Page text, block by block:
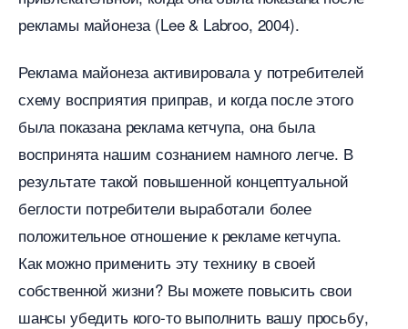
рекламы майонеза (Lee & Labroo, 2004).
Реклама майонеза активировала у потребителей
схему восприятия приправ, и когда после этого
ыла показана реклама кетчупа, она была
оспринята нашим сознанием намного легче.
результате такой повышенной концептуальной
еглости потребители выработали более
положительное отношение к рекламе кетчупа.
Как можно применить эту технику в своей
собственной жизни? Вы можете повысить свои
шансы убедить кого-то выполнить вашу просьбу,